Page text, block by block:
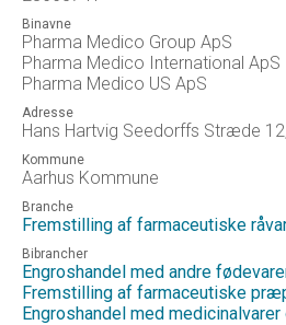
Binavne
Pharma Medico Group ApS
Pharma Medico International ApS
Pharma Medico US ApS
Adresse
Hans Hartvig Seedorffs Stræde
Kommune
Aarhus Kommune
Branche
Fremstilling af farmaceutiske
Bibrancher
Engroshandel med andre
Fremstilling af farmaceutiske
Engroshandel med